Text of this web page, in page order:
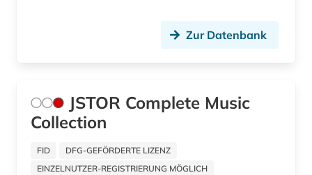
Zur Datenbank
JSTOR Complete Music
Collection
FID
DFG-GEFÖRDERTE LIZENZ
EINZELNUTZER-REGISTRIERUNG MÖGLICH